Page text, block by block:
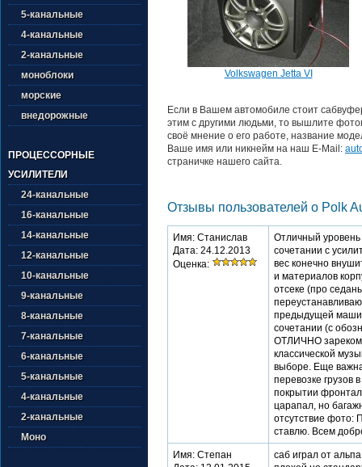
5-канальные
4-канальные
2-канальные
моноблоки
морские
внедорожные
ПРОЦЕССОРНЫЕ
УСИЛИТЕЛИ
24-канальные
16-канальные
14-канальные
12-канальные
10-канальные
9-канальные
8-канальные
7-канальные
6-канальные
5-канальные
4-канальные
2-канальные
Моно
Volkswagen Jetta VI
Если в Вашем автомобиле стоит
этим с другими людьми, то вышлите
своё мнение о его работе, название
Ваше имя или никнейм на наш E-Mail:
страничке нашего сайта.
Отзывы пользователей о Polk
Имя: Станислав
Дата: 24.12.2013
Оценка:
Отличный
сочетании с
вес конечно
и материалов
отсеке (про
предыдущей
сочетании (с
ОТЛИЧНО
классической
выборе. Еще
перевозке грузов
покрытии
царапал, но
отсутствие фото:
ставлю. Всем
Имя: Степан
саб играл от